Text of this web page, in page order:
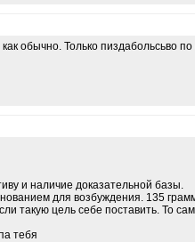
обычно. Только пиздабольсьво по
и наличие доказательной базы.
для возбуждения. 135
такую цель себе поставить. То
тебя